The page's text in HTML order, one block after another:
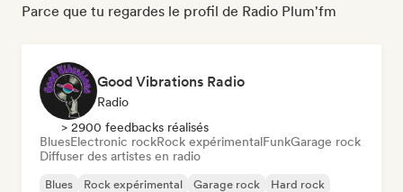
Parce que tu regardes le profil de Radio Plum'fm
Good Vibrations Radio
Radio
> 2900 feedbacks réalisés
BluesElectronic rockRock expérimentalFunkGarage rock
Diffuser des artistes en radio
Blues Rock expérimental Garage rock
Hard rock